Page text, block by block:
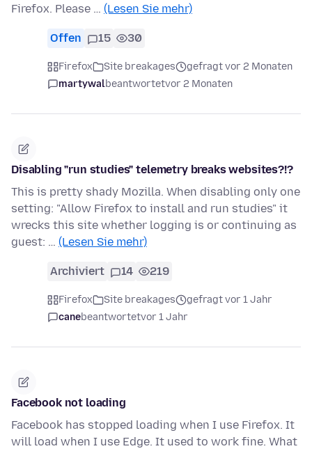
Firefox. Please … (Lesen Sie mehr)
Offen 15 30
Firefox Site breakages
gefragt vor 2 Monaten
martywalbeantwortetvor 2 Monaten
Disabling "run studies" telemetry breaks websites?!?
This is pretty shady Mozilla. When disabling only one
setting: "Allow Firefox to install and run studies" it
wrecks this site whether logging is or continuing as
guest: … (Lesen Sie mehr)
Archiviert 14 219
Firefox Site breakages
gefragt vor 1 Jahr
canebeantwortetvor 1 Jahr
Facebook not loading
Facebook has stopped loading when I use Firefox. It
will load when I use Edge. It used to work fine. What